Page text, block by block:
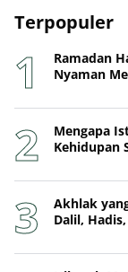
Terpopuler
Ramadan
Nyaman
Mengapa
Kehidupan
Akhlak
Dalil,